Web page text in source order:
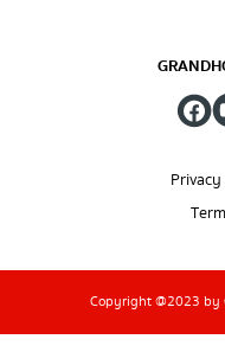
Copyright @2023 by